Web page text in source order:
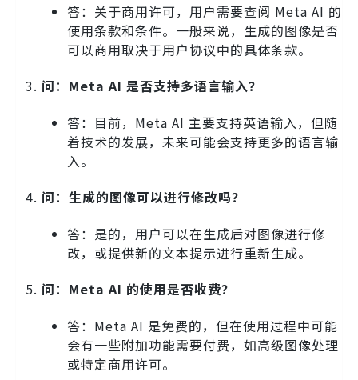
答：关于商用许可，用户需要查阅 Meta AI 的
使用条款和条件。一般来说，生成的图像是否
可以商用取决于用户协议中的具体条款。
问：Meta AI 是否支持多语言输入？
答：目前，Meta AI 主要支持英语输入，但随
着技术的发展，未来可能会支持更多的语言输
入。
问：生成的图像可以进行修改吗？
答：是的，用户可以在生成后对图像进行修
改，或提供新的文本提示进行重新生成。
问：Meta AI 的使用是否收费？
答：Meta AI 是免费的，但在使用过程中可能
会有一些附加功能需要付费，如高级图像处理
或特定商用许可。